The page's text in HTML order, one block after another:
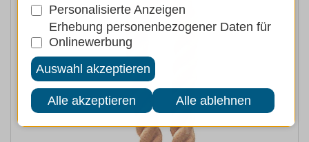
Personalisierte Anzeigen
Erhebung personenbezogener Daten für
Onlinewerbung